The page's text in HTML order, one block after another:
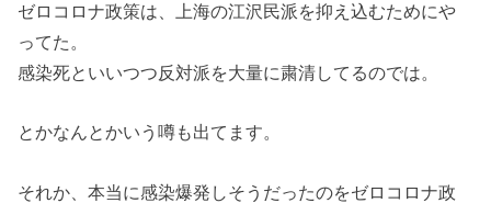
ゼロコロナ政策は、上海の江沢民派を抑え込むためにや
ってた。
感染死といいつつ反対派を大量に粛清してるのでは。
とかなんとかいう噂も出てます。
それか、本当に感染爆発しそうだったのをゼロコロナ政